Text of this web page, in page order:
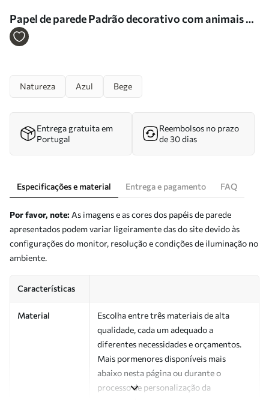
Papel de parede Padrão decorativo com animais da
floresta Nr. a01158
Natureza Azul Bege
Entrega gratuita em
Portugal
Reembolsos no prazo
de 30 dias
Especificações e material Entrega e pagamento FAQ
Por favor, note: As imagens e as cores dos papéis de parede
apresentados podem variar ligeiramente das do site devido às
configurações do monitor, resolução e condições de iluminação no
ambiente.
Características
Material
Escolha entre três materiais de alta
qualidade, cada um adequado a
diferentes necessidades e orçamentos.
Mais pormenores disponíveis mais
abaixo nesta página ou durante o
processo de personalização da